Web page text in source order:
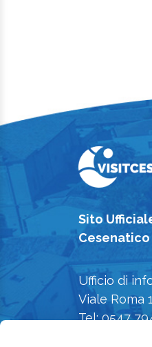
Sito
Ufficio di
Viale Roma
Tel: 0547